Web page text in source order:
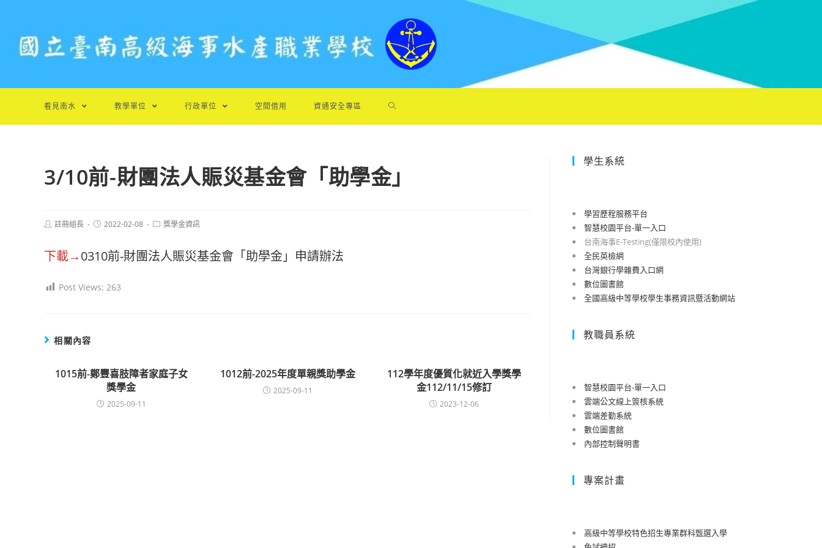
看見南水 教學單位 行政單位 空間借用 資通安全專區
3/10前-財團法人賑災基金會「助學金」
Post註冊組長
Post2022-02-08
Post獎學金資訊
下載→0310前-財團法人賑災基金會「助學金」申請辦法
Post Views: 263
相關內容
1015前-鄭豐喜肢障者家庭子女
獎學金
2025-09-11
1012前-2025年度單親獎助學金
2025-09-11
112學年度優質化就近入學獎學
金112/11/15修訂
2023-12-06
學生系統
學習歷程服務平台
智慧校園平台-單一入口
台南海事E-Testing(僅限校內使用)
全民英檢網
台灣銀行學雜費入口網
數位圖書館
全國高級中等學校學生事務資訊暨活動網站
教職員系統
智慧校園平台-單一入口
雲端公文線上簽核系統
雲端差勤系統
數位圖書館
內部控制聲明書
專案計畫
高級中等學校特色招生專業群科甄選入學